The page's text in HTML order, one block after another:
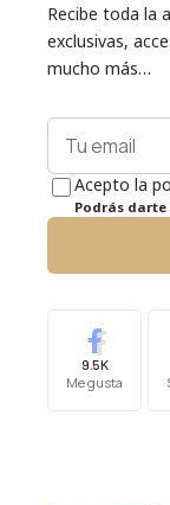
Recibe toda la
exclusivas,
mucho más…
Acepto la
Podrás
9.5K
Me gusta